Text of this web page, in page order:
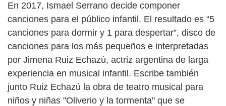
En 2017, Ismael Serrano decide componer
canciones para el público infantil. El resultado es “5
canciones para dormir y 1 para despertar”, disco de
canciones para los más pequeños e interpretadas
por Jimena Ruiz Echazú, actriz argentina de larga
experiencia en musical infantil. Escribe también
junto Ruiz Echazú la obra de teatro musical para
niños y niñas "Oliverio y la tormenta" que se